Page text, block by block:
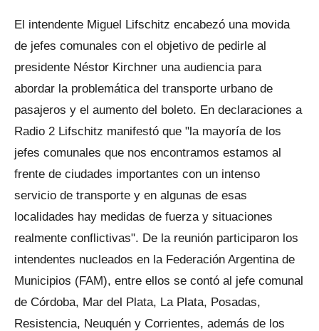
El intendente Miguel Lifschitz encabezó una movida
de jefes comunales con el objetivo de pedirle al
presidente Néstor Kirchner una audiencia para
abordar la problemática del transporte urbano de
pasajeros y el aumento del boleto. En declaraciones a
Radio 2 Lifschitz manifestó que "la mayoría de los
jefes comunales que nos encontramos estamos al
frente de ciudades importantes con un intenso
servicio de transporte y en algunas de esas
localidades hay medidas de fuerza y situaciones
realmente conflictivas". De la reunión participaron los
intendentes nucleados en la Federación Argentina de
Municipios (FAM), entre ellos se contó al jefe comunal
de Córdoba, Mar del Plata, La Plata, Posadas,
Resistencia, Neuquén y Corrientes, además de los